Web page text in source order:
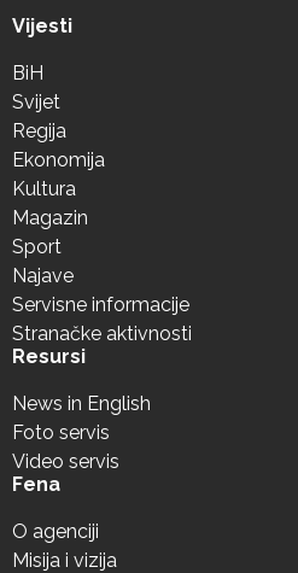
Vijesti
BiH
Svijet
Regija
Ekonomija
Kultura
Magazin
Sport
Najave
Servisne informacije
Stranačke aktivnosti
Resursi
News in English
Foto servis
Video servis
Fena
O agenciji
Misija i vizija